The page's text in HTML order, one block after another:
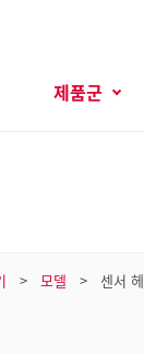
제품군
모델 센서